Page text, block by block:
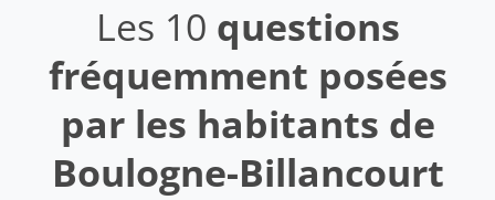
Les 10 questions
fréquemment posées
par les habitants de
Boulogne-Billancourt